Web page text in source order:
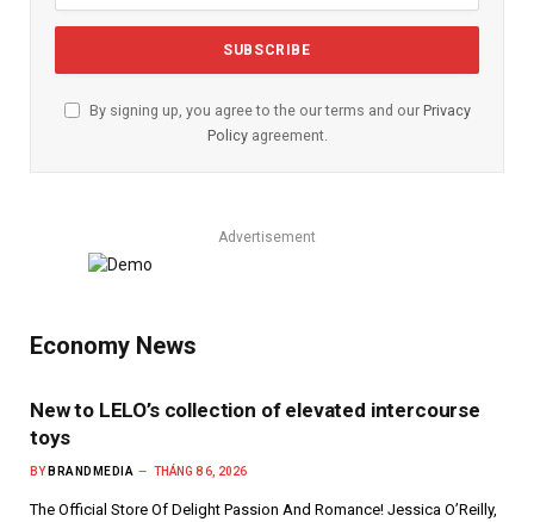
By signing up, you agree to the our terms and our Privacy
Policyagreement.
Advertisement
Economy News
New to LELO’s collection of elevated intercourse
toys
BY BRANDMEDIA THÁNG 8 6, 2026
The Official Store Of Delight Passion And Romance! Jessica O’Reilly,